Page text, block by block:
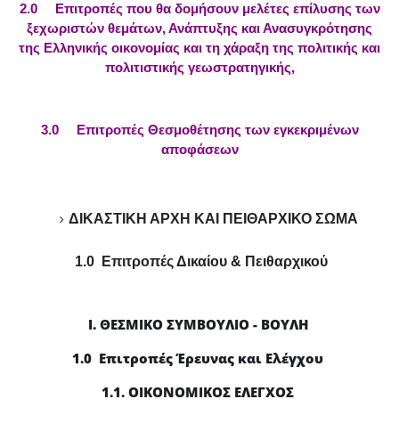
2.0 Επιτροπές που θα δομήσουν μελέτες επίλυσης των
ξεχωριστών θεμάτων, Ανάπτυξης και Ανασυγκρότησης
της Ελληνικής οικονομίας και τη χάραξη της πολιτικής και
πολιτιστικής γεωστρατηγικής,
3.0 Επιτροπές Θεσμοθέτησης των εγκεκριμένων
αποφάσεων
ΔΙΚΑΣΤΙΚΗ ΑΡΧΗ ΚΑΙ ΠΕΙΘΑΡΧΙΚΟ ΣΩΜΑ
1.0 Επιτροπές Δικαίου & Πειθαρχικού
Ι. ΘΕΣΜΙΚΟ ΣΥΜΒΟΥΛΙΟ - ΒΟΥΛΗ
1.0 Επιτροπές Έρευνας και Ελέγχου
1.1. ΟΙΚΟΝΟΜΙΚΟΣ ΕΛΕΓΧΟΣ